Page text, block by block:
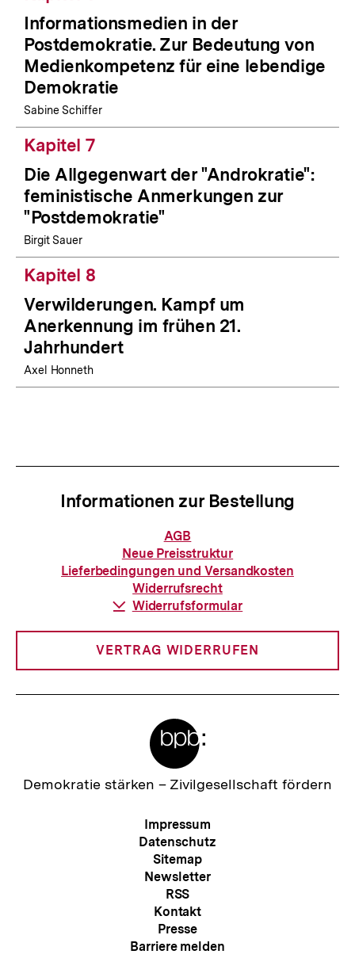
Informationsmedien in der
Postdemokratie. Zur Bedeutung von
Medienkompetenz für eine lebendige
Demokratie
Sabine Schiffer
Kapitel 7
Die Allgegenwart der "Androkratie":
feministische Anmerkungen zur
"Postdemokratie"
Birgit Sauer
Kapitel 8
Verwilderungen. Kampf um
Anerkennung im frühen 21.
Jahrhundert
Axel Honneth
Informationen zur Bestellung
Informationen
zur
Bestellung
AGB
Neue Preisstruktur
Lieferbedingungen und Versandkosten
Widerrufsrecht
Download-
Widerrufsformular
VERTRAG WIDERRUFEN
Zur
Demokratie stärken – Zivilgesellschaft fördern
Meta-
Navigation
Impressum
Datenschutz
Sitemap
Newsletter
RSS
Kontakt
Presse
Barriere melden